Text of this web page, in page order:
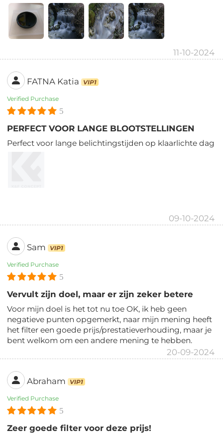
11-10-2024
FATNA Katia VIP1
Verified Purchase
5
PERFECT VOOR LANGE BLOOTSTELLINGEN
Perfect voor lange belichtingstijden op klaarlichte dag
09-10-2024
Sam VIP1
Verified Purchase
5
Vervult zijn doel, maar er zijn zeker betere
Voor mijn doel is het tot nu toe OK, ik heb geen
negatieve punten opgemerkt, naar mijn mening heeft
het filter een goede prijs/prestatieverhouding, maar je
bent welkom om een andere mening te hebben.
20-09-2024
Abraham VIP1
Verified Purchase
5
Zeer goede filter voor deze prijs!